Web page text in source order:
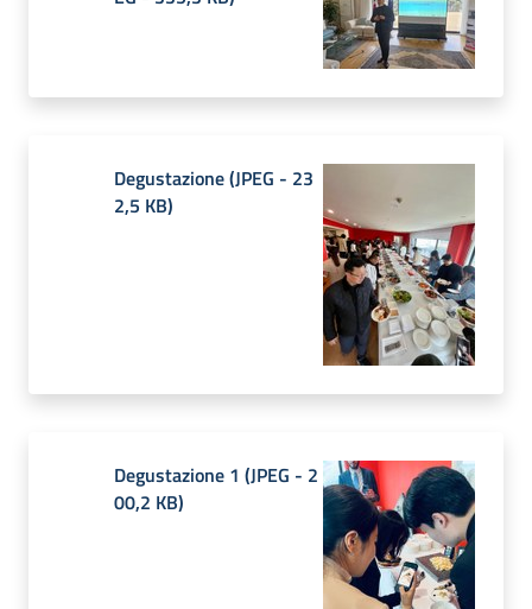
Degustazione(JPEG - 23
2,5 KB)
Degustazione 1 (JPEG - 2
00,2 KB)